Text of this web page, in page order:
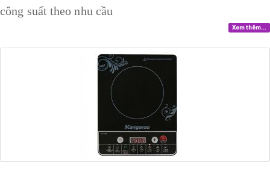
công suất theo nhu cầu
Xem thêm...